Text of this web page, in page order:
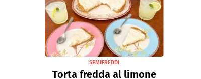
SEMIFREDDI
Torta fredda al limone